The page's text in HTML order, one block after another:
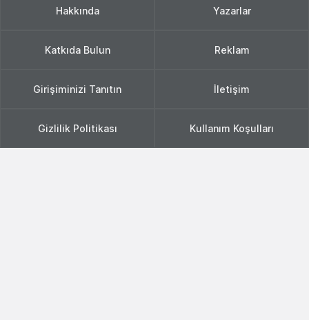
Hakkında Yazarlar
Katkıda Bulun Reklam
Girişiminizi Tanıtın İletişim
Gizlilik Politikası Kullanım Koşulları